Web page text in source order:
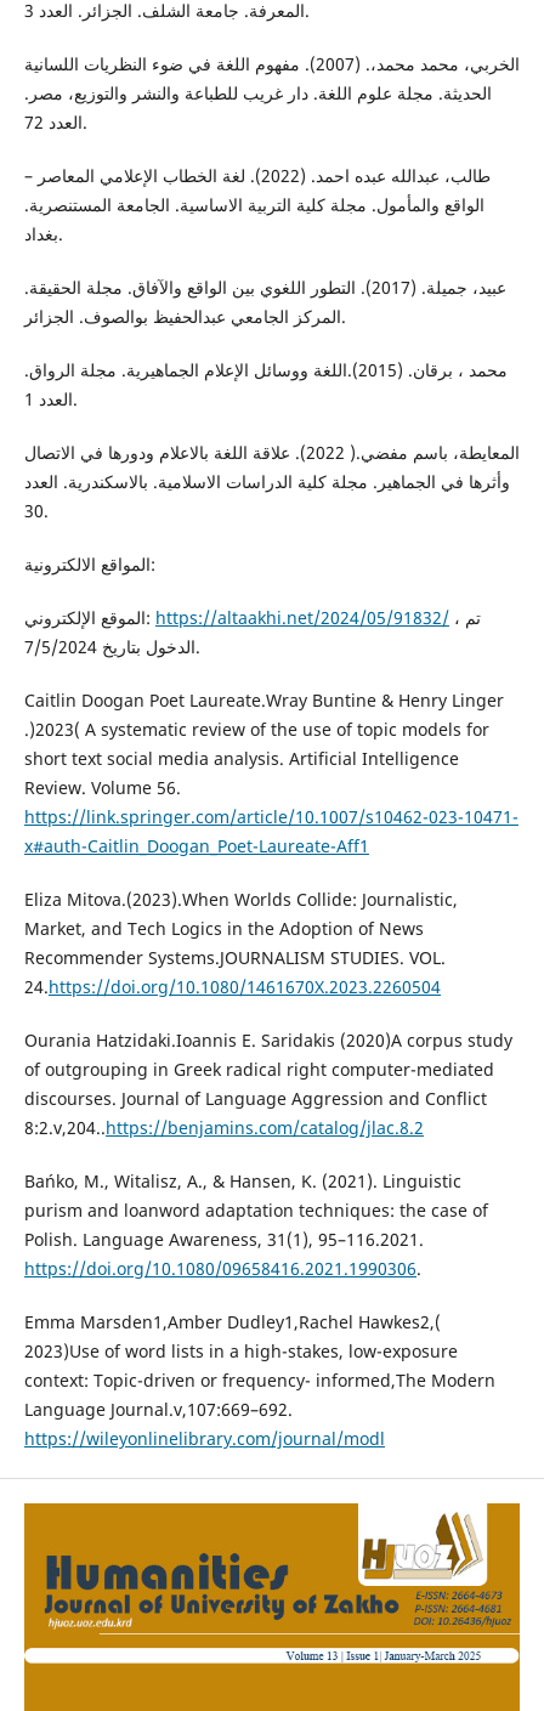
المعرفة. جامعة الشلف. الجزائر. العدد 3.
الخربي، محمد محمد،. (2007). مفهوم اللغة في ضوء النظريات اللسانية
الحديثة. مجلة علوم اللغة. دار غريب للطباعة والنشر والتوزيع، مصر.
العدد 72.
طالب، عبدالله عبده احمد. (2022). لغة الخطاب الإعلامي المعاصر –
الواقع والمأمول. مجلة كلية التربية الاساسية. الجامعة المستنصرية.
بغداد.
عبيد، جميلة. (2017). التطور اللغوي بين الواقع والآفاق. مجلة الحقيقة.
المركز الجامعي عبدالحفيظ بوالصوف. الجزائر.
محمد ، برقان. (2015).اللغة ووسائل الإعلام الجماهيرية. مجلة الرواق.
العدد 1.
المعايطة، باسم مفضي.( 2022). علاقة اللغة بالاعلام ودورها في الاتصال
وأثرها في الجماهير. مجلة كلية الدراسات الاسلامية. بالاسكندرية. العدد
30.
المواقع الالكترونية:
الموقع الإلكتروني: https://altaakhi.net/2024/05/91832/، تم
الدخول بتاريخ 7/5/2024.
Caitlin Doogan Poet Laureate.Wray Buntine & Henry Linger
.)2023( A systematic review of the use of topic models for
short text social media analysis. Artificial Intelligence
Review. Volume 56.
https://link.springer.com/article/10.1007/s10462-023-10471-
x#auth-Caitlin_Doogan_Poet-Laureate-Aff1
Eliza Mitova.(2023).When Worlds Collide: Journalistic,
Market, and Tech Logics in the Adoption of News
Recommender Systems.JOURNALISM STUDIES. VOL.
24.https://doi.org/10.1080/1461670X.2023.2260504
Ourania Hatzidaki.Ioannis E. Saridakis (2020)A corpus study
of outgrouping in Greek radical right computer-mediated
discourses. Journal of Language Aggression and Conflict
8:2.v,204..https://benjamins.com/catalog/jlac.8.2
Bańko, M., Witalisz, A., & Hansen, K. (2021). Linguistic
purism and loanword adaptation techniques: the case of
Polish. Language Awareness, 31(1), 95–116.2021.
https://doi.org/10.1080/09658416.2021.1990306.
Emma Marsden1,Amber Dudley1,Rachel Hawkes2,(
2023)Use of word lists in a high-stakes, low-exposure
context: Topic-driven or frequency- informed,The Modern
Language Journal.v,107:669–692.
https://wileyonlinelibrary.com/journal/modl